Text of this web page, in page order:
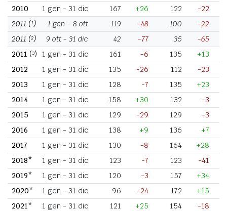
2010
1 gen - 31 dic 167 +26 122
-22
2011 (¹) 1 gen - 8 ott 119 -48 100
-22
2011 (²) 9 ott - 31 dic 42 -77 35
-65
2011 (³) 1 gen - 31 dic 161 -6 135
+13
2012
1 gen - 31 dic 135 -26 112
-23
2013
1 gen - 31 dic 128 -7 135
+23
2014
1 gen - 31 dic 158 +30 132
-3
2015
1 gen - 31 dic 129 -29 129
-3
2016
1 gen - 31 dic 138 +9 136
+7
2017
1 gen - 31 dic 130 -8 164
+28
2018*
1 gen - 31 dic 123 -7 123
-41
2019*
1 gen - 31 dic 120 -3 157
+34
2020*
1 gen - 31 dic 96 -24 172
+15
2021*
1 gen - 31 dic 121 +25 154
-18